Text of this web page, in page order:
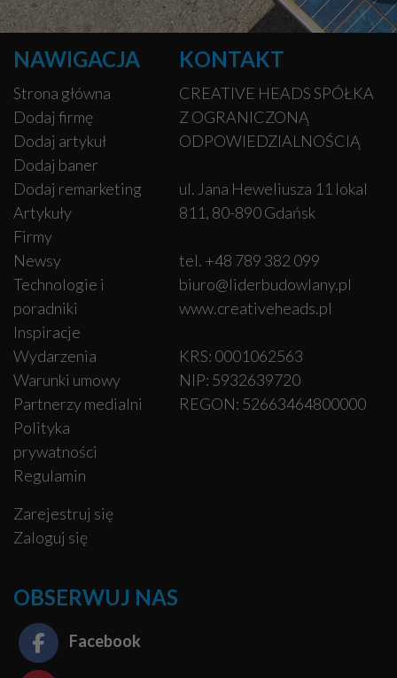
NAWIGACJA
Strona główna
Dodaj firmę
Dodaj artykuł
Dodaj baner
Dodaj remarketing
Artykuły
Firmy
Newsy
Technologie i
poradniki
Inspiracje
Wydarzenia
Warunki umowy
Partnerzy medialni
Polityka
prywatności
Regulamin
Zarejestruj się
Zaloguj się
KONTAKT
CREATIVE HEADS SPÓŁKA
Z OGRANICZONĄ
ODPOWIEDZIALNOŚCIĄ
ul. Jana Heweliusza 11 lokal
811, 80-890 Gdańsk
tel. +48 789 382 099
biuro@liderbudowlany.pl
www.creativeheads.pl
KRS: 0001062563
NIP: 5932639720
REGON: 52663464800000
OBSERWUJ NAS
Facebook